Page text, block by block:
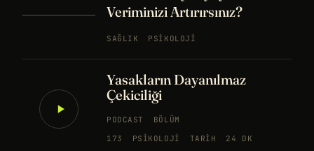
Veriminizi Artırırsınız?
SAĞLIK PSIKOLOJI
Yasakların Dayanılmaz
Çekiciliği
PODCAST
BÖLÜM
173
PSIKOLOJI TARIH 24 DK